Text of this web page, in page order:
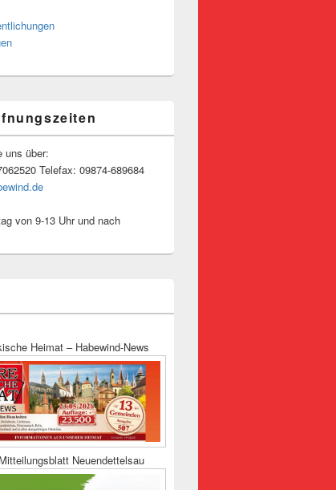
uns über:
Telefax: 09874-689684
von 9-13 Uhr und nach
Heimat – Habewind-News
Neuendettelsau